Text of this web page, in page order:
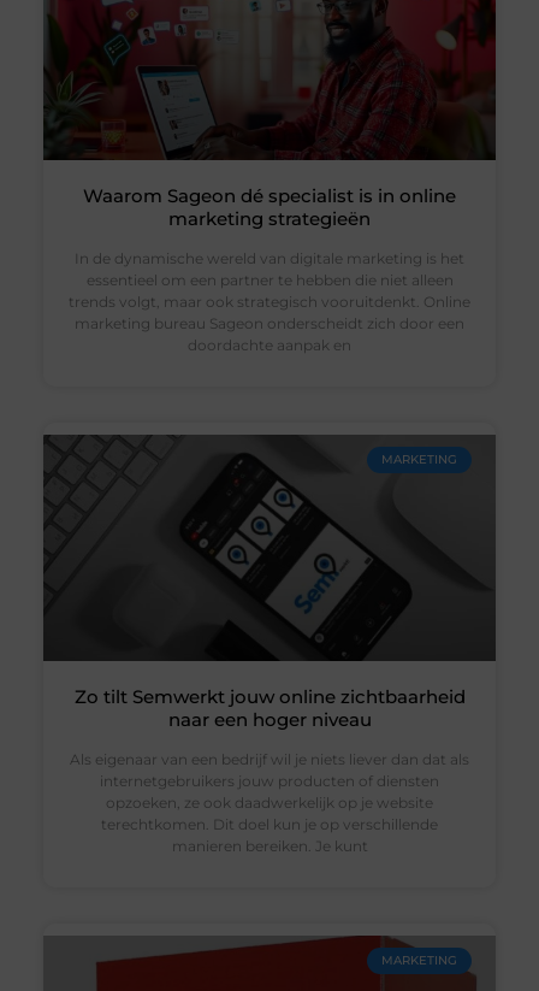
Waarom Sageon dé specialist is in online
marketing strategieën
In de dynamische wereld van digitale marketing is het
essentieel om een partner te hebben die niet alleen
trends volgt, maar ook strategisch vooruitdenkt. Online
marketing bureau Sageon onderscheidt zich door een
doordachte aanpak en
MARKETING
Zo tilt Semwerkt jouw online zichtbaarheid
naar een hoger niveau
Als eigenaar van een bedrijf wil je niets liever dan dat als
internetgebruikers jouw producten of diensten
opzoeken, ze ook daadwerkelijk op je website
terechtkomen. Dit doel kun je op verschillende
manieren bereiken. Je kunt
MARKETING